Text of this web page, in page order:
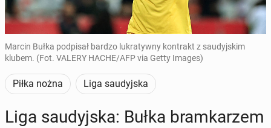
Marcin Bułka podpisał bardzo lukratywny kontrakt z saudyjskim
klubem. (Fot. VALERY HACHE/AFP via Getty Images)
Piłka nożna Liga saudyjska
Liga sau­dyj­ska: Bułka bram­ka­rzem